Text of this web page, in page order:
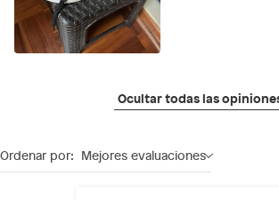
Ocultar todas las
Ordenar por: Mejores evaluaciones